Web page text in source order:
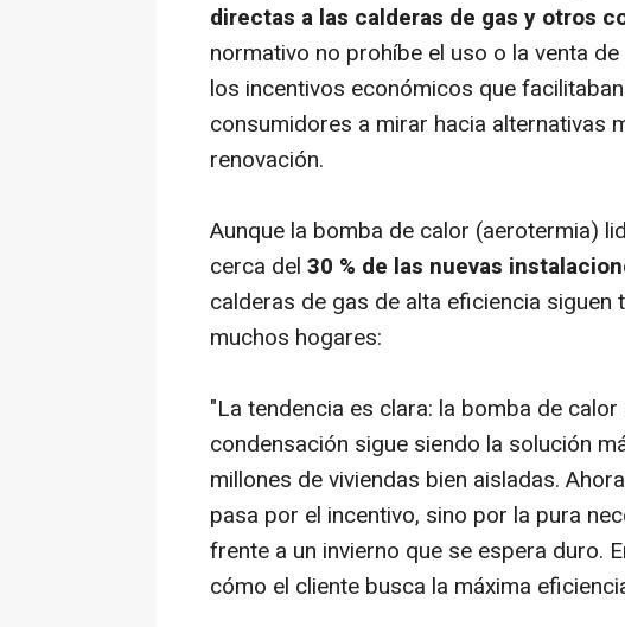
directas a las calderas de gas y otros
normativo no prohíbe el uso o la venta
los incentivos económicos que
consumidores a mirar hacia alternativas
renovación.
Aunque la bomba de calor (aerotermia)
cerca del 30 % de las nuevas
calderas de gas de alta eficiencia siguen
muchos hogares:
"La tendencia es clara: la bomba de
condensación sigue siendo la solución
millones de viviendas bien aisladas.
pasa por el incentivo, sino por la pura
frente a un invierno que se espera duro.
cómo el cliente busca la máxima